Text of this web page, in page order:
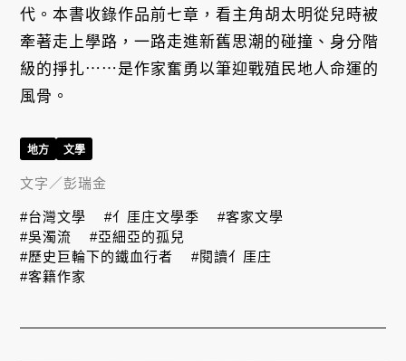
代。本書收錄作品前七章，看主角胡太明從兒時被
牽著走上學路，一路走進新舊思潮的碰撞、身分階
級的掙扎⋯⋯是作家奮勇以筆迎戰殖民地人命運的
風骨。
地方 文學
文字／彭瑞金
#台灣文學 #亻厓庄文學季
#客家文學
#吳濁流
#亞細亞的孤兒
#歷史巨輪下的鐵血行者
#閱讀亻厓庄
#客籍作家